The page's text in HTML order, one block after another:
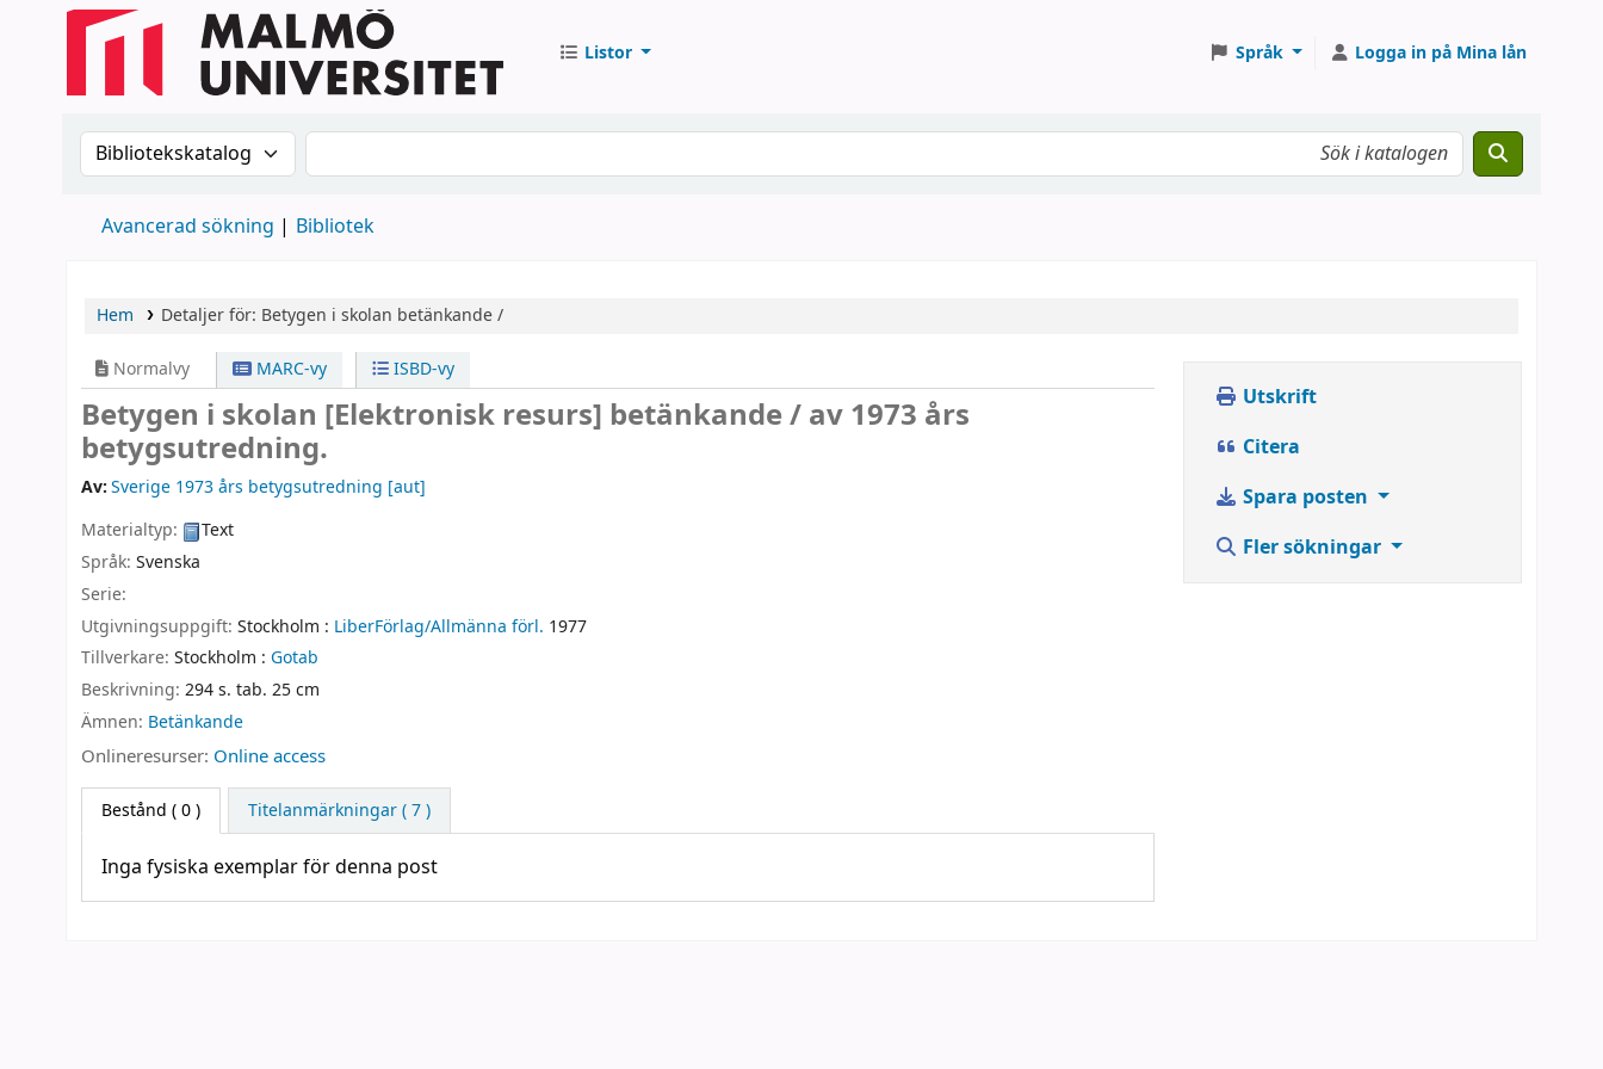
Listor Språk Logga in på Mina lån
Sök i katalogen efter:Sök i katalogen
Avancerad sökning Bibliotek
Hem Detaljer för: Betygen i skolan betänkande /
Normalvy MARC-vy ISBD-vy
Betygen i skolan [Elektronisk resurs] betänkande /av 1973 års
betygsutredning.
Av:Sverige 1973 års betygsutredning [aut]
Materialtyp:
Text
Språk: Svenska
Serie:
Utgivningsuppgift: Stockholm : LiberFörlag/Allmänna förl. 1977
Tillverkare: Stockholm : Gotab
Beskrivning: 294 s. tab. 25 cm
Ämnen: Betänkande
Onlineresurser: Online access
Bestånd ( 0 ) Titelanmärkningar ( 7 )
Inga fysiska exemplar för denna post
Utskrift
Citera
Spara posten
Fler sökningar